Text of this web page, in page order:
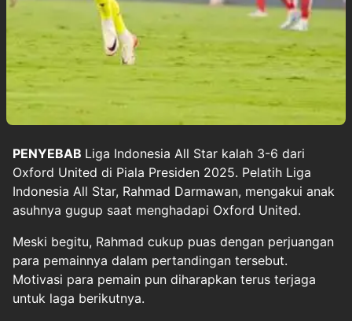
PENYEBAB Liga Indonesia All Star kalah 3-6 dari
Oxford United di Piala Presiden 2025. Pelatih Liga
Indonesia All Star, Rahmad Darmawan, mengakui anak
asuhnya gugup saat menghadapi Oxford United.
Meski begitu, Rahmad cukup puas dengan perjuangan
para pemainnya dalam pertandingan tersebut.
Motivasi para pemain pun diharapkan terus terjaga
untuk laga berikutnya.